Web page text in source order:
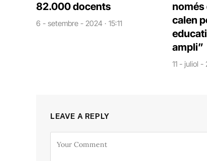
82.000 docents
6 - setembre - 2024 · 15:11
només
calen
ampli”
11 - juliol
LEAVE A REPLY